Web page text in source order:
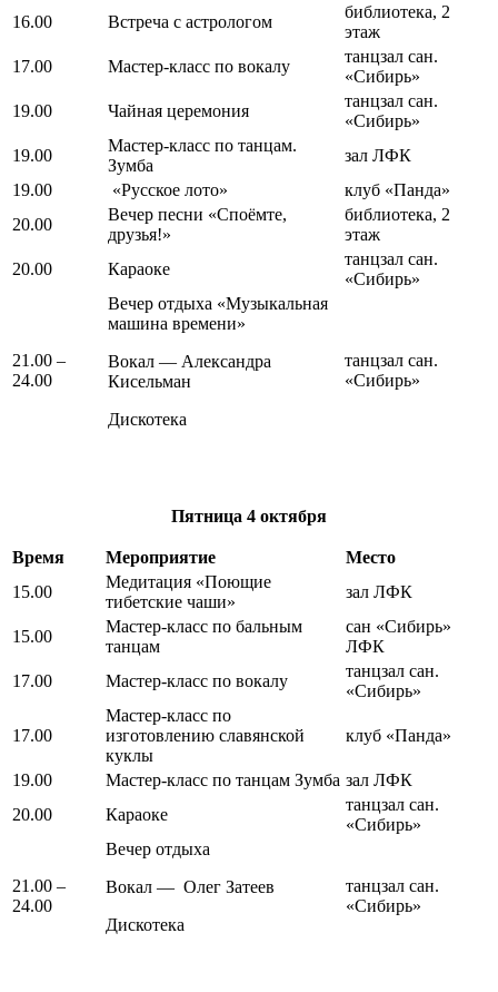
16.00 Встреча с астрологом
библиотека, 2
этаж
17.00
Мастер-класс по вокалу
танцзал сан.
«Сибирь»
19.00
Чайная церемония
танцзал сан.
«Сибирь»
19.00
Мастер-класс по танцам.
Зумба
зал ЛФК
19.00
«Русское лото»
клуб «Панда»
20.00
Вечер песни «Споёмте,
друзья!»
библиотека, 2
этаж
20.00
Караоке
танцзал сан.
«Сибирь»
21.00 –
24.00
Вечер отдыха «Музыкальная
машина времени»
Вокал — Александра
Кисельман
Дискотека
танцзал сан.
«Сибирь»
Пятница 4 октября
Время Мероприятие
Место
15.00
Медитация «Поющие
тибетские чаши»
зал ЛФК
15.00
Мастер-класс по бальным
танцам
сан «Сибирь»
ЛФК
17.00
Мастер-класс по вокалу
танцзал сан.
«Сибирь»
17.00
Мастер-класс по
изготовлению славянской
куклы
клуб «Панда»
19.00 Мастер-класс по танцам Зумба зал ЛФК
20.00
Караоке
танцзал сан.
«Сибирь»
21.00 –
24.00
Вечер отдыха
Вокал — Олег Затеев
Дискотека
танцзал сан.
«Сибирь»